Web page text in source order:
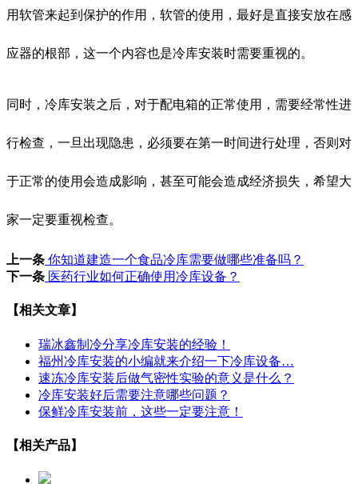
用软管来起到保护的作用，软管的使用，最好是直接安放在感
应器的根部，这一个内容也是冷库安装时需要重视的。
同时，冷库安装之后，对于配电箱的正常使用，需要经常性进
行检查，一旦出现隐患，必须要在第一时间进行处理，否则对
于正常的使用会造成影响，甚至可能会造成经济损失，希望大
家一定要重视检查。
上一条 你知道建造一个食品冷库需要做哪些准备吗？
下一条 医药行业如何正确使用冷库设备？
【相关文章】
瑞冰鑫制冷分享冷库安装的经验！
福州冷库安装的小编就来介绍一下冷库设备…
速冻冷库安装后做气密性实验的意义是什么？
冷库安装好后需要注意哪些问题？
保鲜冷库安装前，这些一定要注意！
【相关产品】